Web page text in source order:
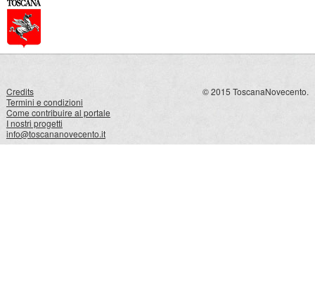
Credits
Termini e condizioni
Come contribuire al portale
I nostri progetti
info@toscananovecento.it
© 2015 ToscanaNovecento.